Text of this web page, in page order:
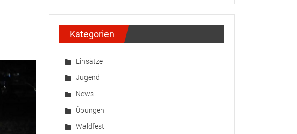
Kategorien
Einsätze
Jugend
News
Übungen
Waldfest